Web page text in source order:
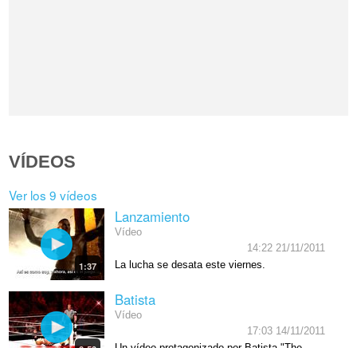
VÍDEOS
Ver los 9 vídeos
1:37
Lanzamiento
Vídeo
14:22 21/11/2011
La lucha se desata este viernes.
Batista
Vídeo
17:03 14/11/2011